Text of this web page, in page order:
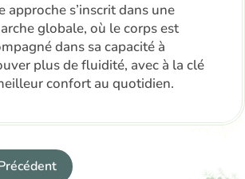
approche s’inscrit dans une
globale, où le corps est
dans sa capacité à
plus de fluidité, avec à la clé
confort au quotidien.